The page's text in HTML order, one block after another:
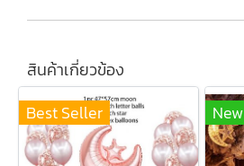
สินค้าเกี่ยวข้อง
Best Seller
New